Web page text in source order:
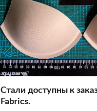
Стали доступны к
Fabrics.